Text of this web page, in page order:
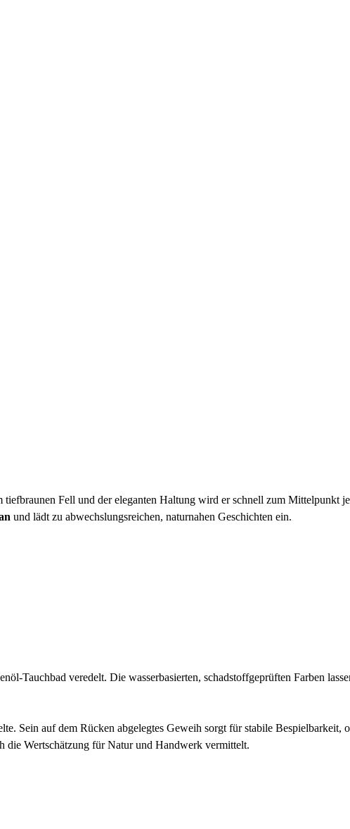
Fell und der eleganten Haltung wird er schnell zum Mittelpunkt
und lädt zu abwechslungsreichen, naturnahen Geschichten ein.
Tauchbad veredelt. Die wasserbasierten, schadstoffgeprüften Farben
Sein auf dem Rücken abgelegtes Geweih sorgt für stabile Bespielbarkeit,
die Wertschätzung für Natur und Handwerk vermittelt.